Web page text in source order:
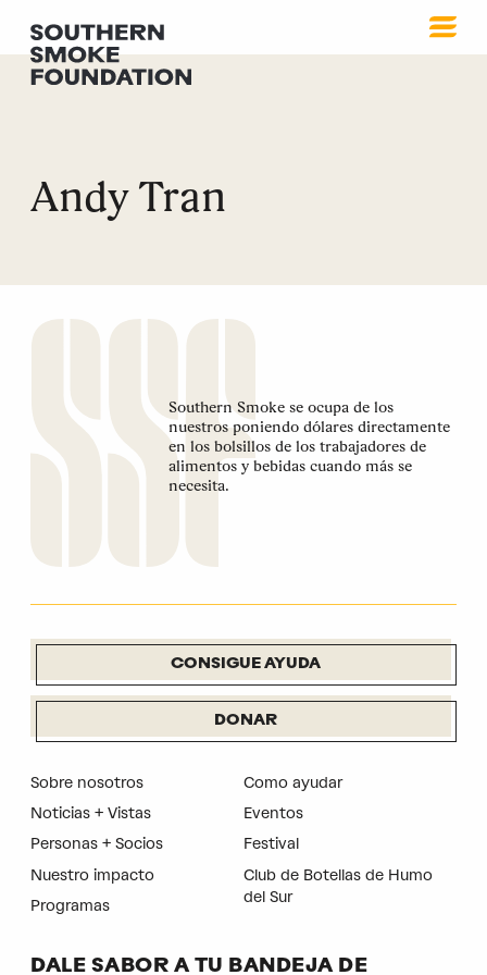
Andy Tran
Southern Smoke se ocupa de los
nuestros poniendo dólares directamente
en los bolsillos de los trabajadores de
alimentos y bebidas cuando más se
necesita.
CONSIGUE AYUDA
DONAR
Sobre nosotros
Noticias + Vistas
Personas + Socios
Nuestro impacto
Programas
Como ayudar
Eventos
Festival
Club de Botellas de Humo
del Sur
DALE SABOR A TU BANDEJA DE